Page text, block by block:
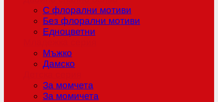
С флорални мотиви
Без флорални мотиви
Едноцветни
Мъжко
Дамско
За момчета
За момичета